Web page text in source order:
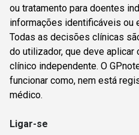
ou tratamento para doentes
informações identificáveis ou
Todas as decisões clínicas
do utilizador, que deve aplicar
clínico independente. O
funcionar como, nem está
médico.
Ligar-se